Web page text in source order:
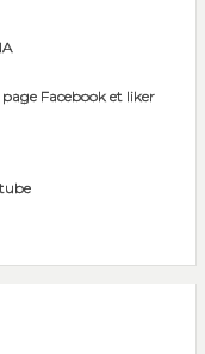
Facebook et liker